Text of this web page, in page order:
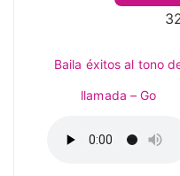
Baila éxitos al tono
llamada – Go